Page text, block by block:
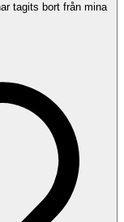
tagits bort från mina